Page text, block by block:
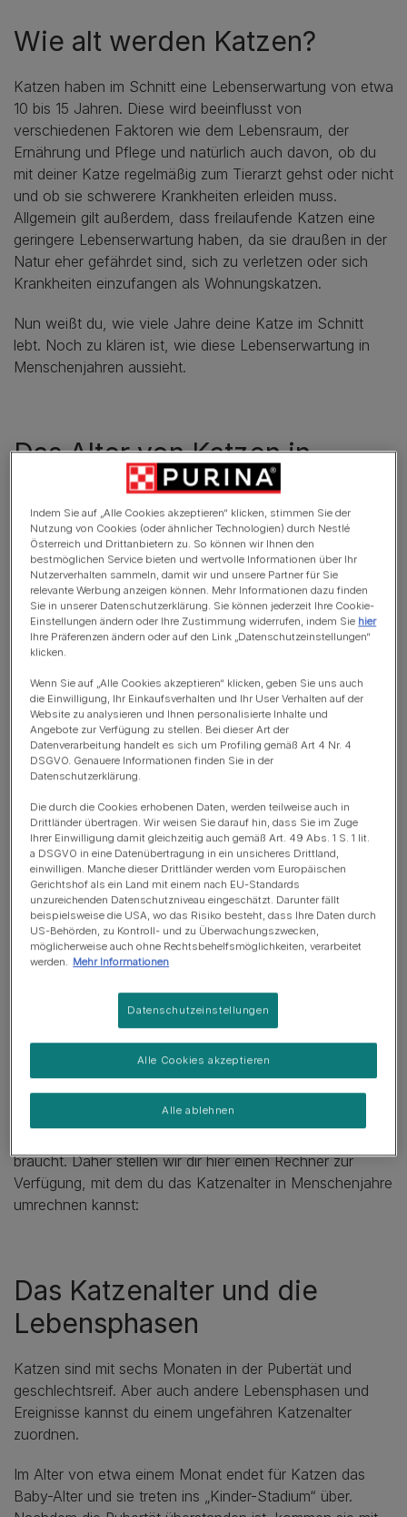
Wie alt werden Katzen?
Katzen haben im Schnitt eine Lebenserwartung von etwa
10 bis 15 Jahren. Diese wird beeinflusst von
verschiedenen Faktoren wie dem Lebensraum, der
Ernährung und Pflege und natürlich auch davon, ob du
mit deiner Katze regelmäßig zum Tierarzt gehst oder nicht
und ob sie schwerere Krankheiten erleiden muss.
Allgemein gilt außerdem, dass freilaufende Katzen eine
geringere Lebenserwartung haben, da sie draußen in der
Natur eher gefährdet sind, sich zu verletzen oder sich
Krankheiten einzufangen als Wohnungskatzen.
Nun weißt du, wie viele Jahre deine Katze im Schnitt
lebt. Noch zu klären ist, wie diese Lebenserwartung in
Menschenjahren aussieht.
Das Alter von Katzen in
Menschenjahren
Ein berechenbarer Zusammenhang zwischen
Katzenjahren und Menschenjahren ist wissenschaftlich
nicht bewiesen. Jedoch ist es allgemein anerkannt, dass
die ersten beiden Lebensjahre einer Katze in etwa den
ersten 25 Jahren eines Menschen entsprechen. Jedes
weitere Jahr danach kommt ungefähr vier
Menschenjahren nah. Dies bedeutet, dass deine Katze
mit sechs Katzenjahren ein äquivalentes Menschenalter
von rund 41 Jahren aufweist. Die bisher weltweit älteste
Katze soll übrigens eine gewisse „Creme Puff“ gewesen
sein. Sie starb am 6. August 2005 im Alter von 38 Jahren
– in Menschenjahren sind das stolze 196 Jahre! Natürlich
beispielsweise Siam- und Manx-Katzen im Durchschnitt
am längsten.
Die Katzenjahre in Menschenjahre umzurechnen ist
übrigens wichtig, damit du dich auf gewisse Umstände
deiner Katze einstellen kannst: Während wir Menschen
innerhalb eines Jahres nicht so sehr altern, erreichen
Katzen beispielsweise bereits nach sechs Monaten die
13 Jahre alt und kommen in die Pubertät. Wenn du eine
weibliche Katze hast und verhindern möchtest, dass
du also beginnen über eine Kastration nachzudenken.
Ebenso wichtig sind die Katzenjahre umgerechnet in
Menschenjahre später,wenn deine Katze langsam zum
braucht. Daher stellen wir dir hier einen Rechner zur
Verfügung, mit dem du das Katzenalter in Menschenjahre
umrechnen kannst:
Das Katzenalter und die
Lebensphasen
Katzen sind mit sechs Monaten in der Pubertät und
geschlechtsreif. Aber auch andere Lebensphasen und
Ereignisse kannst du einem ungefähren Katzenalter
zuordnen.
Im Alter von etwa einem Monat endet für Katzen das
Baby-Alter und sie treten ins „Kinder-Stadium“ über.
Indem Sie auf „Alle Cookies akzeptieren“ klicken, stimmen Sie der
Nutzung von Cookies (oder ähnlicher Technologien) durch Nestlé
Österreich und Drittanbietern zu. So können wir Ihnen den
bestmöglichen Service bieten und wertvolle Informationen über Ihr
Nutzerverhalten sammeln, damit wir und unsere Partner für Sie
relevante Werbung anzeigen können. Mehr Informationen dazu finden
Sie in unserer Datenschutzerklärung. Sie können jederzeit Ihre Cookie-
Einstellungen ändern oder Ihre Zustimmung widerrufen, indem Sie hier
Ihre Präferenzen ändern oder auf den Link „Datenschutzeinstellungen“
klicken.
Wenn Sie auf „Alle Cookies akzeptieren“ klicken, geben Sie uns auch
die Einwilligung, Ihr Einkaufsverhalten und Ihr User Verhalten auf der
Website zu analysieren und Ihnen personalisierte Inhalte und
Angebote zur Verfügung zu stellen. Bei dieser Art der
Datenverarbeitung handelt es sich um Profiling gemäß Art 4 Nr. 4
DSGVO. Genauere Informationen finden Sie in der
Datenschutzerklärung.
Die durch die Cookies erhobenen Daten, werden teilweise auch in
Drittländer übertragen. Wir weisen Sie darauf hin, dass Sie im Zuge
Ihrer Einwilligung damit gleichzeitig auch gemäß Art. 49 Abs. 1 S. 1 lit.
a DSGVO in eine Datenübertragung in ein unsicheres Drittland,
einwilligen. Manche dieser Drittländer werden vom Europäischen
Gerichtshof als ein Land mit einem nach EU-Standards
unzureichenden Datenschutzniveau eingeschätzt. Darunter fällt
beispielsweise die USA, wo das Risiko besteht, dass Ihre Daten durch
US-Behörden, zu Kontroll- und zu Überwachungszwecken,
möglicherweise auch ohne Rechtsbehelfsmöglichkeiten, verarbeitet
werden. Mehr Informationen
Datenschutzeinstellungen
Alle ablehnen
Alle Cookies akzeptieren